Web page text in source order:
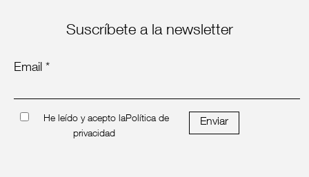
Suscríbete a la newsletter
Email *
He leído y acepto laPolítica de
privacidad
Enviar